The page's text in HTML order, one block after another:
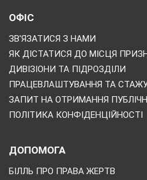
ОФІС
ЗВ'ЯЗАТИСЯ З НАМИ
ЯК ДІСТАТИСЯ ДО МІСЦЯ
ДИВІЗІОНИ ТА ПІДРОЗДІЛИ
ПРАЦЕВЛАШТУВАННЯ ТА
ЗАПИТ НА ОТРИМАННЯ
ПОЛІТИКА КОНФІДЕНЦІЙНОСТІ
ДОПОМОГА
БІЛЛЬ ПРО ПРАВА ЖЕРТВ